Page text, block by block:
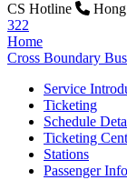
CS Hotline
322
Home
Cross Boundary
Service
Ticketing
Schedule
Ticketing
Stations
Passenger